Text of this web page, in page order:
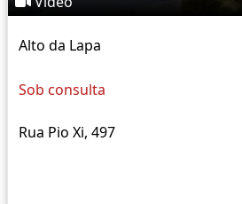
Alto da Lapa
Sob consulta
Rua Pio Xi, 497